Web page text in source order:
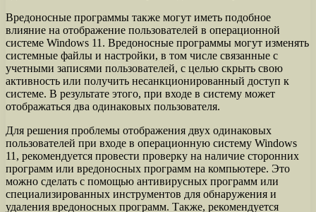
Вредоносные программы также могут иметь подобное
влияние на отображение пользователей в операционной
системе Windows 11. Вредоносные программы могут изменять
системные файлы и настройки, в том числе связанные с
учетными записями пользователей, с целью скрыть свою
активность или получить несанкционированный доступ к
системе. В результате этого, при входе в систему может
отображаться два одинаковых пользователя.
Для решения проблемы отображения двух одинаковых
пользователей при входе в операционную систему Windows
11, рекомендуется провести проверку на наличие сторонних
программ или вредоносных программ на компьютере. Это
можно сделать с помощью антивирусных программ или
специализированных инструментов для обнаружения и
удаления вредоносных программ. Также, рекомендуется